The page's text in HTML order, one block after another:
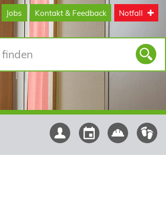
Jobs Kontakt & Feedback Notfall